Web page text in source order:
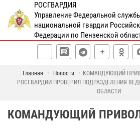
РОСГВАРДИЯ
Управление Федеральной
национальной гвардии
Федерации по Пензенской
Главная Новости
КОМАНДУЮЩИЙ
РОСГВАРДИИ ПРОВЕРИЛ ПОДРАЗДЕЛЕНИЯ
ОБЛАСТИ
КОМАНДУЮЩИЙ